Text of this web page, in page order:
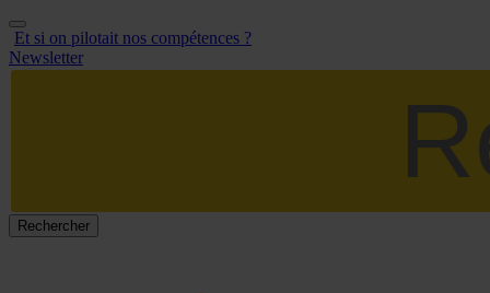
Aller
au
contenu
Et si on pilotait nos compétences ?
Newsletter
Rechercher :